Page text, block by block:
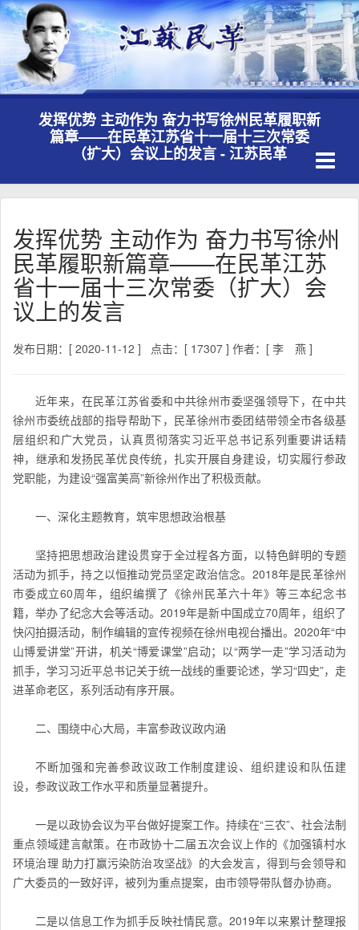
发挥优势 主动作为 奋力书写徐州民革履职新
篇章——在民革江苏省十一届十三次常委
（扩大）会议上的发言 - 江苏民革
发挥优势 主动作为 奋力书写徐州
民革履职新篇章——在民革江苏
省十一届十三次常委（扩大）会
议上的发言
发布日期：[ 2020-11-12 ] 点击：[ 17307 ] 作者：[ 李 燕 ]
近年来，在民革江苏省委和中共徐州市委坚强领导下，在中共
徐州市委统战部的指导帮助下，民革徐州市委团结带领全市各级基
层组织和广大党员，认真贯彻落实习近平总书记系列重要讲话精
神，继承和发扬民革优良传统，扎实开展自身建设，切实履行参政
党职能，为建设“强富美高”新徐州作出了积极贡献。
一、深化主题教育，筑牢思想政治根基
坚持把思想政治建设贯穿于全过程各方面，以特色鲜明的专题
活动为抓手，持之以恒推动党员坚定政治信念。2018年是民革徐州
市委成立60周年，组织编撰了《徐州民革六十年》等三本纪念书
籍，举办了纪念大会等活动。2019年是新中国成立70周年，组织了
快闪拍摄活动，制作编辑的宣传视频在徐州电视台播出。2020年“中
山博爱讲堂”开讲，机关“博爱课堂”启动；以“两学一走”学习活动为
抓手，学习习近平总书记关于统一战线的重要论述，学习“四史”，走
进革命老区，系列活动有序开展。
二、围绕中心大局，丰富参政议政内涵
不断加强和完善参政议政工作制度建设、组织建设和队伍建
设，参政议政工作水平和质量显著提升。
一是以政协会议为平台做好提案工作。持续在“三农”、社会法制
重点领域建言献策。在市政协十二届五次会议上作的《加强镇村水
环境治理 助力打赢污染防治攻坚战》的大会发言，得到与会领导和
广大委员的一致好评，被列为重点提案，由市领导带队督办协商。
二是以信息工作为抓手反映社情民意。2019年以来累计整理报